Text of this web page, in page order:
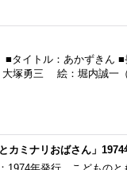
■タイトル：あかずきん ■
大塚勇三 絵：堀内誠一
カミナリおばさん」1974